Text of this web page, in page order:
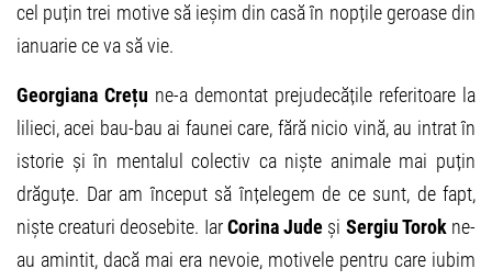
cel puțin trei motive să ieșim din casă în nopțile geroase din
ianuarie ce va să vie.
Georgiana Crețu ne-a demontat prejudecățile referitoare la
lilieci, acei bau-bau ai faunei care, fără nicio vină, au intrat în
istorie și în mentalul colectiv ca niște animale mai puțin
drăguțe. Dar am început să înțelegem de ce sunt, de fapt,
niște creaturi deosebite. IarCorina Jude și Sergiu Torokne-
au amintit, dacă mai era nevoie, motivele pentru care iubim